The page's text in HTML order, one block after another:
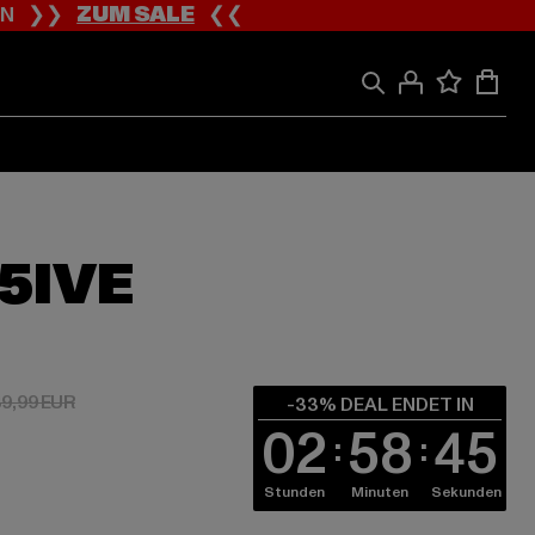
❯❯ZUM SALE❮❮
EUR
EURAktionspreis: 39,99 EUR
-33% DEAL ENDET IN
02
Stunden 58
Minuten 44
Sekunden